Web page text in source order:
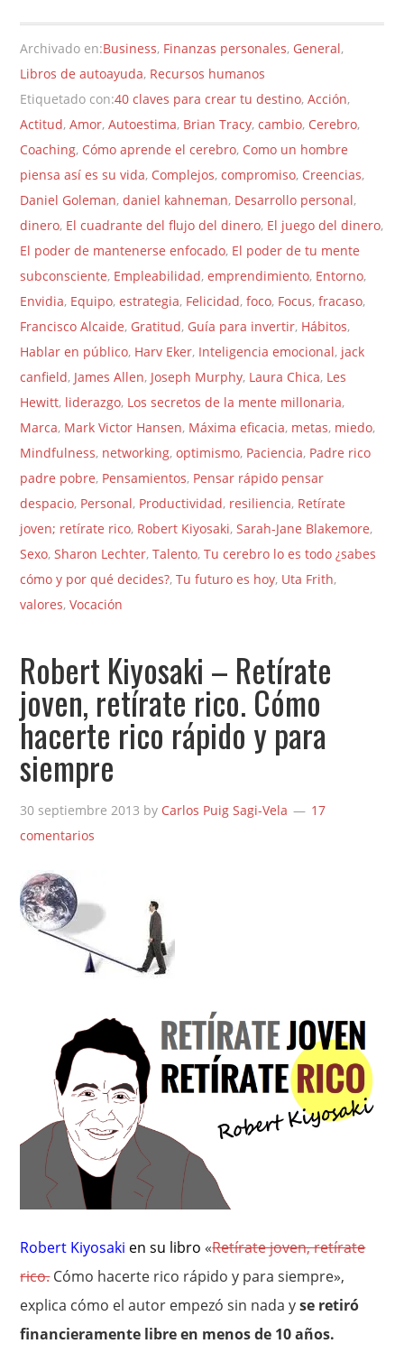
Archivado en:Business, Finanzas personales, General,
Libros de autoayuda, Recursos humanos
Etiquetado con:40 claves para crear tu destino,Acción,
Actitud,Amor,Autoestima, Brian Tracy,cambio, Cerebro,
Coaching, Cómo aprende el cerebro, Como un hombre
piensa así es su vida, Complejos,compromiso, Creencias,
Daniel Goleman,daniel kahneman, Desarrollo personal,
dinero, El cuadrante del flujo del dinero, El juego del dinero,
El poder de mantenerse enfocado, El poder de tu mente
subconsciente, Empleabilidad,emprendimiento, Entorno,
Envidia, Equipo,estrategia, Felicidad,foco, Focus,fracaso,
Francisco Alcaide, Gratitud, Guía para invertir, Hábitos,
Hablar en público, Harv Eker, Inteligencia emocional, jack
canfield, James Allen, Joseph Murphy, Laura Chica, Les
Hewitt, liderazgo, Los secretos de la mente millonaria,
Marca, Mark Victor Hansen, Máxima eficacia, metas, miedo,
Mindfulness, networking,optimismo, Paciencia, Padre rico
padre pobre, Pensamientos, Pensar rápido pensar
despacio, Personal, Productividad, resiliencia, Retírate
joven; retírate rico, Robert Kiyosaki,Sarah-Jane Blakemore,
Sexo,Sharon Lechter,Talento,Tu cerebro lo es todo ¿sabes
cómo y por qué decides?,Tu futuro es hoy, Uta Frith,
valores,Vocación
Robert Kiyosaki – Retírate
joven, retírate rico. Cómo
hacerte rico rápido y para
siempre
30 septiembre 2013 by Carlos Puig Sagi-Vela
17
comentarios
Robert Kiyosaki en su libro «Retírate joven, retírate
rico.Cómo hacerte rico rápido y para siempre»,
explica cómo el autor empezó sin nada yse retiró
financieramente libre en menos de 10 años.